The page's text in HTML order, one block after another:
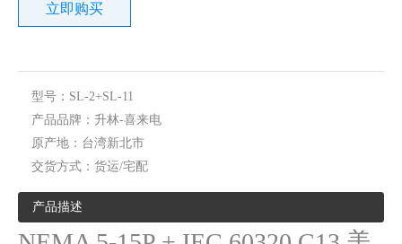
美规医疗级电源线 小绿点 美规中继线 18AWG/NEMA 5-15P接C13插座/10A/1.8M
立即购买
型号： SL-2+SL-11
产品品牌： 升林-喜来电
原产地： 台湾新北市
交货方式： 货运/宅配
产品描述